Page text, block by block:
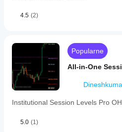
customizable
This
aims
to
reduce
chart
markup
by
institutional-
4.5 (2)
Popularne
All-in-One
Institutional Session Levels Pro
5.0 (1)